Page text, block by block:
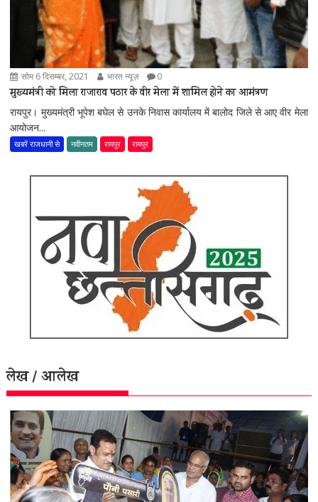
सोम 6 दिसम्बर, 2021 भारत न्यूज़ 0
मुख्यमंत्री को मिला राजाराव पठार के वीर मेला में शामिल होने का आमंत्रण
रायपुर। मुख्यमंत्री भूपेश बघेल से उनके निवास कार्यालय में बालोद जिले से आए वीर मेला
आयोजन...
खबरें राजधानी से नवीनतम रायपुर रायपुर
लेख / आलेख